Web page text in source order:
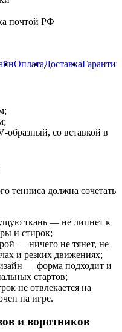
почтой РФ
ОплатаДоставкаГарантии
со вставкой в
тенниса должна сочетать
ткань — не липнет к
и стирок;
— ничего не тянет, не
и резких движениях;
— форма подходит и
стартов;
не отвлекается на
на игре.
и воротников